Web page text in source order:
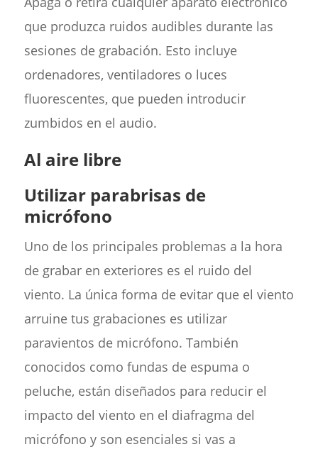
que produzca ruidos audibles durante las
sesiones de grabación. Esto incluye
ordenadores, ventiladores o luces
fluorescentes, que pueden introducir
zumbidos en el audio.
Al aire libre
Utilizar parabrisas de
micrófono
Uno de los principales problemas a la hora
de grabar en exteriores es el ruido del
viento. La única forma de evitar que el viento
arruine tus grabaciones es utilizar
paravientos de micrófono. También
conocidos como fundas de espuma o
peluche, están diseñados para reducir el
impacto del viento en el diafragma del
micrófono y son esenciales si vas a